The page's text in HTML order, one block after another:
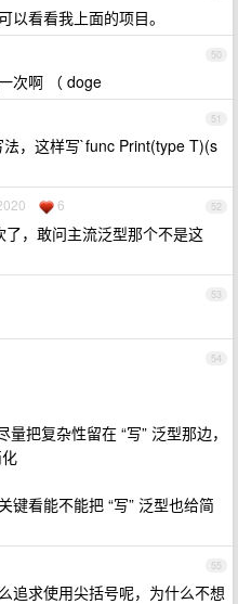
以看看我上面的项目。
50
次啊 （ doge
51
，这样写`func Print(type T)(s
52
6
了，敢问主流泛型那个不是这
53
54
把复杂性留在 “写” 泛型那边，
键看能不能把 “写” 泛型也给简
55
追求使用尖括号呢，为什么不想